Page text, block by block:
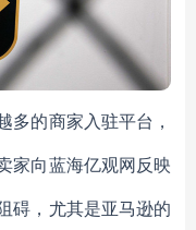
多的商家入驻平台，
家向蓝海亿观网反映
碍，尤其是亚马逊的